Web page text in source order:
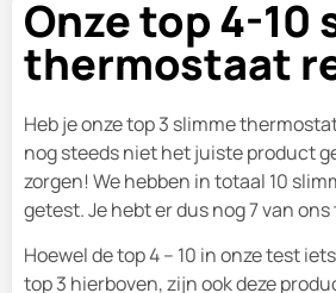
Onze top 4-10
thermostaat
Heb je onze top 3 slimme
nog steeds niet het juiste product
zorgen! We hebben in totaal 10
getest. Je hebt er dus nog 7 van ons
Hoewel de top 4 – 10 in onze test
top 3 hierboven, zijn ook deze